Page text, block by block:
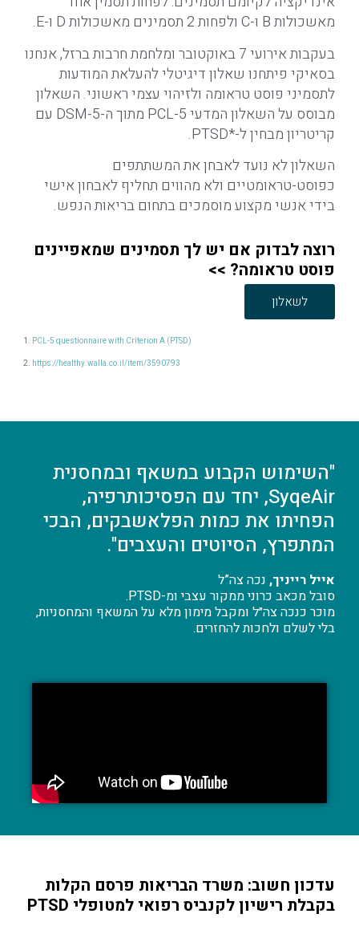
מאשכולות B ו-C ולפחות 2 תסמינים מאשכולות D ו-E.
בעקבות אירועי 7 באוקטובר ומלחמת חרבות ברזל, אנחנו
בסאיקי פיתחנו שאלון דיגיטלי להעלאת המודעות
לתסמיני פוסט טראומה ולזיהוי עצמי ראשוני. השאלון
מבוסס על השאלון המדעי PCL-5 מתוך ה-DSM-5 עם
קריטריון מבחין ל-*PTSD.
השאלון לא נועד לאבחן את המשתתפים
כפוסט-טראומטיים ולא מהווים תחליף לאבחון אישי
בידי אנשי מקצוע מוסמכים בתחום בריאות הנפש.
רוצה לבדוק אם יש לך תסמינים שמאפיינים
פוסט טראומה? >>
לשאלון
PCL-5 questionnaire with Criterion A (PTSD)
https://healthy.walla.co.il/item/3590793
"השימוש הקבוע במשאף ובמחסנית
SyqeAir, יחד עם הפסיכותרפיה,
הפחיתו את כמות הפלאשבקים, הבכי
המתפרץ, הסיוטים והעצבים".
אייל רייניך, נכה צה”ל
סובל מכאב כרוני ממקור עצבי ומ-PTSD.
מוכר כנכה צה״ל ומקבל מימון מלא על המשאף והמחסניות,
בלי לשלם ולחכות להחזרים.
עדכון חשוב: משרד הבריאות פרסם הקלות
בקבלת רישיון לקנביס רפואי למטופלי PTSD